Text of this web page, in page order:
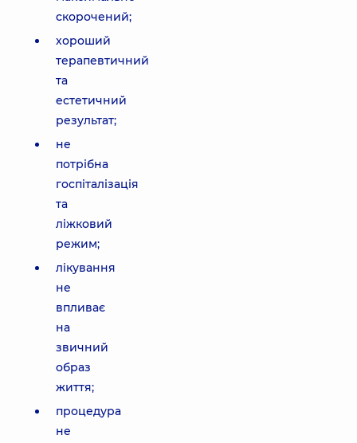
скорочений;
хороший
терапевтичний
та
естетичний
результат;
не
потрібна
госпіталізація
та
ліжковий
режим;
лікування
не
впливає
на
звичний
образ
життя;
процедура
не